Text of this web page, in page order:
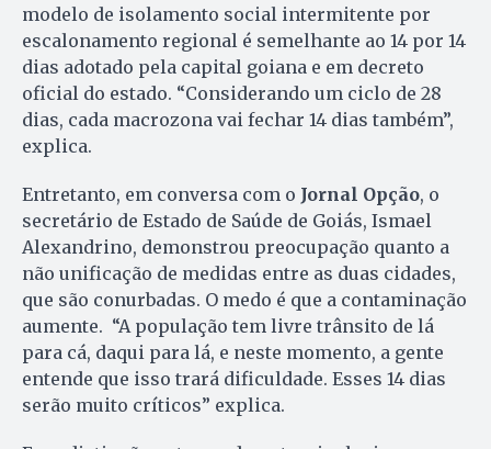
modelo de isolamento social intermitente por
escalonamento regional é semelhante ao 14 por 14
dias adotado pela capital goiana e em decreto
oficial do estado. “Considerando um ciclo de 28
dias, cada macrozona vai fechar 14 dias também”,
explica.
Entretanto, em conversa com o Jornal Opção, o
secretário de Estado de Saúde de Goiás, Ismael
Alexandrino, demonstrou preocupação quanto a
não unificação de medidas entre as duas cidades,
que são conurbadas. O medo é que a contaminação
aumente. “A população tem livre trânsito de lá
para cá, daqui para lá, e neste momento, a gente
entende que isso trará dificuldade. Esses 14 dias
serão muito críticos” explica.